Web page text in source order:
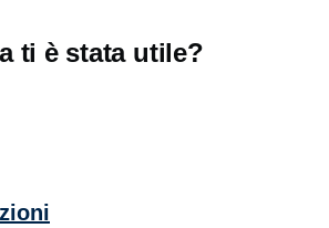
ti è stata utile?